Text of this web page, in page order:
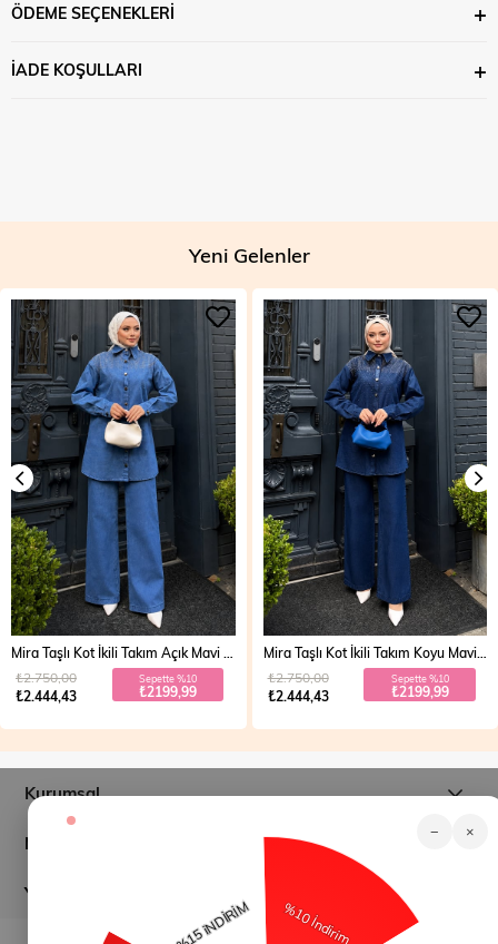
ÖDEME SEÇENEKLERI
İADE KOŞULLARI
Yeni Gelenler
₺2.444,43
₺2.750,00 Sepette %10
₺2199,99
Mira Taşlı Kot İkili Takım Koyu Mavi 19286
₺2.444,43
₺2.750,00 Sepette %10
₺2199,99
Kurumsal
Müşteri İlişkileri
Yardım
− ×